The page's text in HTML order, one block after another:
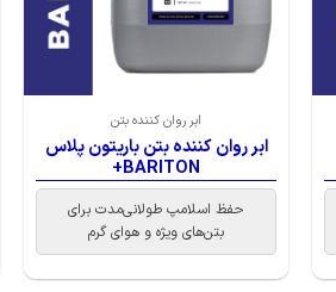
ابر روان کننده بتن
ابر روان کننده بتن باریتون پلاس
BARITON+
حفظ اسلامپ طولانی‌مدت برای
بتن‌های ویژه و هوای گرم